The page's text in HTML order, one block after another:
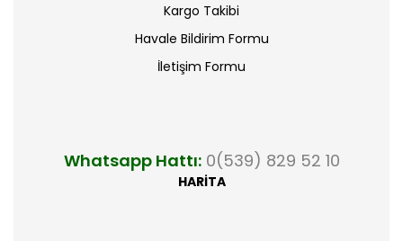
Kargo Takibi
Havale Bildirim Formu
İletişim Formu
Whatsapp Hattı: 0(539) 829 52 10
HARİTA